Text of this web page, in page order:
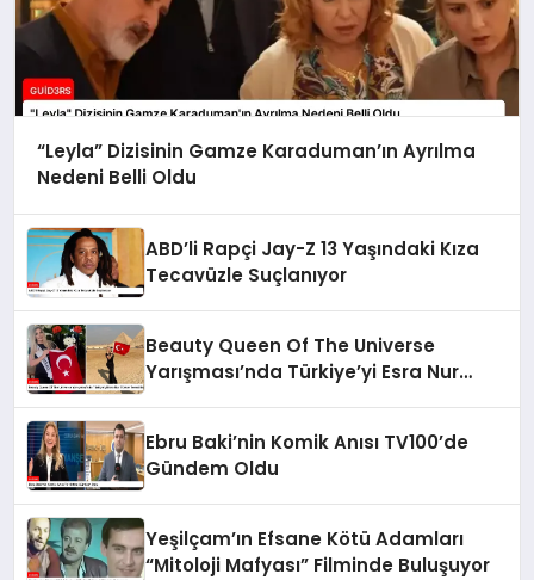
“Leyla” Dizisinin Gamze Karaduman’ın Ayrılma
Nedeni Belli Oldu
ABD’li Rapçi Jay-Z 13 Yaşındaki Kıza
Tecavüzle Suçlanıyor
Beauty Queen Of The Universe
Yarışması’nda Türkiye’yi Esra Nur
Ebru Baki’nin Komik Anısı TV100’de
Gündem Oldu
Yeşilçam’ın Efsane Kötü Adamları
“Mitoloji Mafyası” Filminde Buluşuyor